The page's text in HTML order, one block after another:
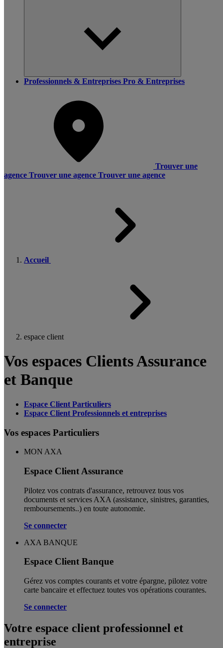
Professionnels & Entreprises Pro & Entreprises
Trouver une
agence Trouver une agence Trouver une agence
Accueil
espace client
Vos espaces Clients Assurance
et Banque
Espace Client Particuliers
Espace Client Professionnels et entreprises
Vos espaces Particuliers
MON AXA
Espace Client Assurance
Pilotez vos contrats d'assurance, retrouvez tous vos
documents et services AXA (assistance, sinistres, garanties,
remboursements..) en toute autonomie. ​
Se connecter
AXA BANQUE
Espace Client Banque
Gérez vos comptes courants et votre épargne, pilotez votre
carte bancaire et effectuez toutes vos opérations courantes.
Se connecter
Votre espace client professionnel et
entreprise